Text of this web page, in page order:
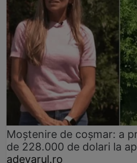
Moștenire de coșmar: a
de 228.000 de dolari la
adevarul.ro